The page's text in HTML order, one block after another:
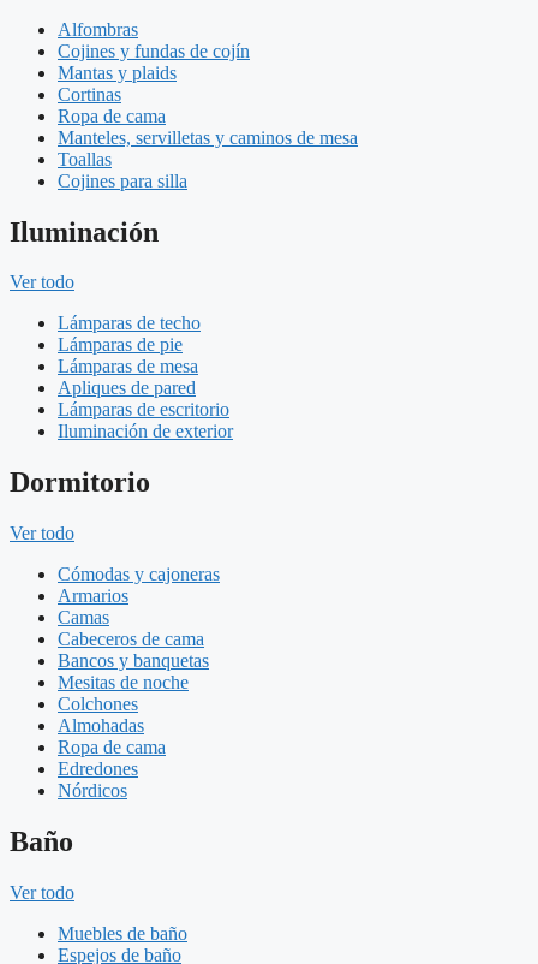
Alfombras
Cojines y fundas de cojín
Mantas y plaids
Cortinas
Ropa de cama
Manteles, servilletas y caminos de mesa
Toallas
Cojines para silla
Iluminación
Ver todo
Lámparas de techo
Lámparas de pie
Lámparas de mesa
Apliques de pared
Lámparas de escritorio
Iluminación de exterior
Dormitorio
Ver todo
Cómodas y cajoneras
Armarios
Camas
Cabeceros de cama
Bancos y banquetas
Mesitas de noche
Colchones
Almohadas
Ropa de cama
Edredones
Nórdicos
Baño
Ver todo
Muebles de baño
Espejos de baño